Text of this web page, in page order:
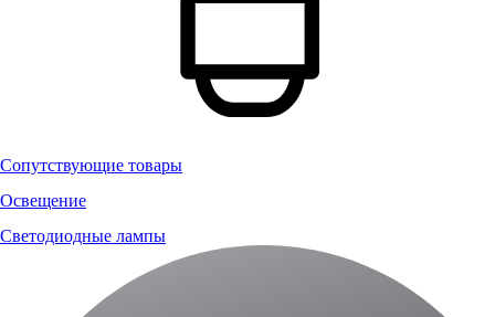
Сопутствующие товары
Освещение
Светодиодные лампы